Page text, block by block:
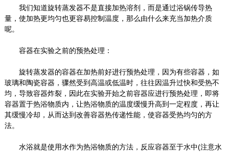
我们知道旋转蒸发器不是直接加热溶剂，而是通过浴锅传导热
量，使加热更均匀也更容易控制温度，那么由什么来充当加热介质
呢。
容器在实验之前的预热处理：
旋转蒸发器的容器在加热前好进行预热处理，因为有些容器，如
玻璃和陶瓷容器，骤然受到高温或低温时，往往因温升过快和受热不
均，导致容器炸裂，因此在实验开始之前容器应进行预热处理，即将
容器置于热浴物质内，让热浴物质的温度缓慢升高到一定程度，再让
其缓慢冷却，从而达到改善容器热传递性能，使容器受热均匀的方
法。
水浴就是使用水作为热浴物质的方法，反应容器至于水中(注意水